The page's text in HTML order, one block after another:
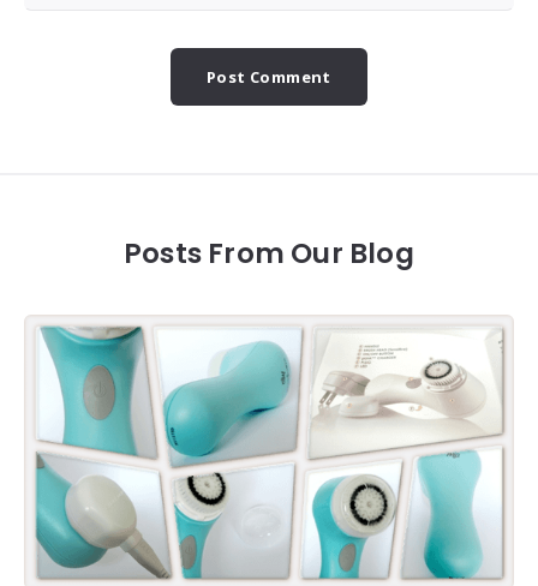
Posts From Our Blog